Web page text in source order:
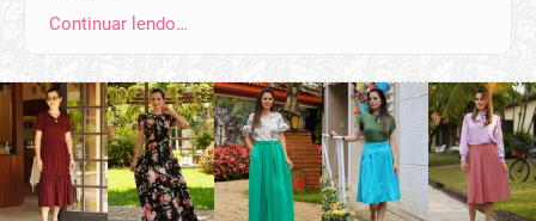
Continuar lendo…